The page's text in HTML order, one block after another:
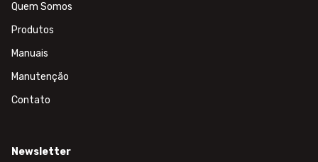
Quem Somos
Produtos
Manuais
Manutenção
Contato
Newsletter